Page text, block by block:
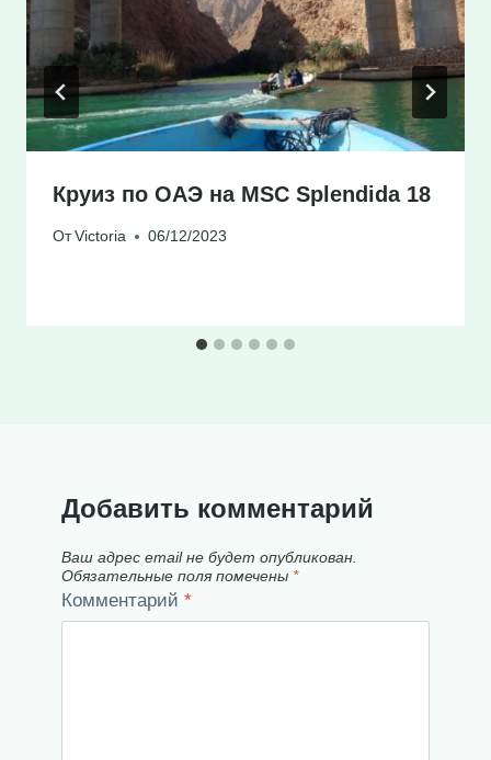
Круиз по ОАЭ на MSC Splendida 18
От Victoria 06/12/2023
Добавить комментарий
Ваш адрес email не будет опубликован.
Обязательные поля помечены *
Комментарий *